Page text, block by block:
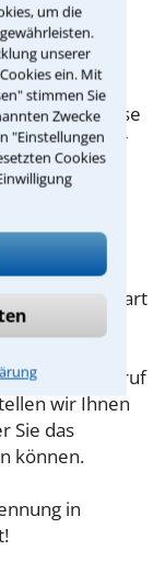
um die
unserer
ein. Mit
stimmen Sie
Zwecke
"Einstellungen
Cookies
beim
wie z.B.
Diese
geben, ob der
oder
Bedeutung
und
in Stuttgart
einen Rückruf
wir Ihnen
Sie das
können.
in